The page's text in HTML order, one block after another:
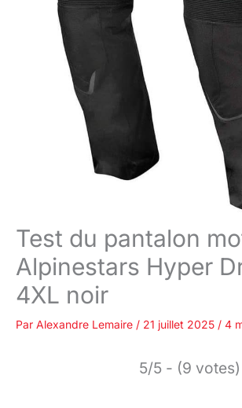
Test du pantalon
Alpinestars Hyper
4XL noir
Par Alexandre Lemaire / 21 juillet 2025 / 4
5/5 - (9 votes)